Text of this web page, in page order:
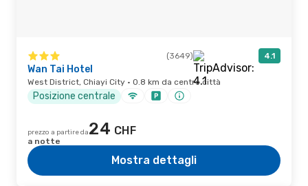
(3649) 4.1
Wan Tai Hotel
West District, Chiayi City · 0.8 km da centro città
Posizione centrale
prezzo a partire da24 CHF
a notte
Mostra dettagli